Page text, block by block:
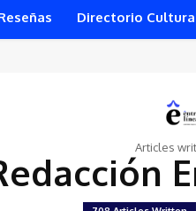
Directorio
Articles